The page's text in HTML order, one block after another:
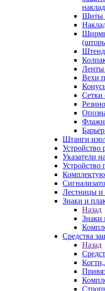
Щиты
Ленты
Вехи
Сетки
Штанги
Устройство
Указатели
Устройство
Лестницы и
Знаки и
Назад
Знаки
Средства
Назад